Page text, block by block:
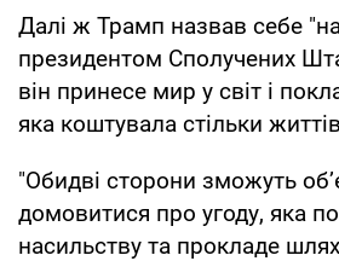
Далі ж Трамп назвав себе
президентом Сполучених
він принесе мир у світ і
яка коштувала стільки
"Обидві сторони зможуть
домовитися про угоду, яка
насильству та прокладе